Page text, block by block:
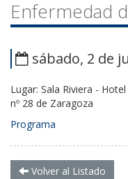
Enfermedad
sábado, 2 de
Lugar: Sala Riviera -
nº 28 de Zaragoza
Programa
Volver al Listado